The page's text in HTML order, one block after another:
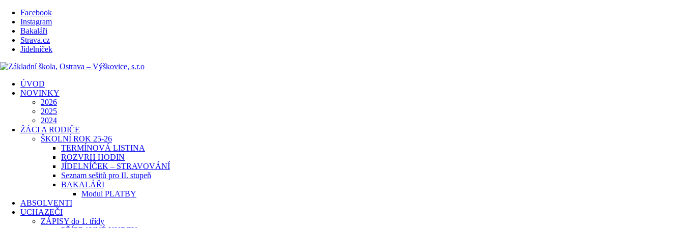
Facebook
Instagram
Bakaláři
Strava.cz
Jídelníček
ÚVOD
NOVINKY
2026
2025
2024
ŽÁCI A RODIČE
ŠKOLNÍ ROK 25-26
TERMÍNOVÁ LISTINA
ROZVRH HODIN
JÍDELNÍČEK – STRAVOVÁNÍ
Seznam sešitů pro II. stupeň
BAKALÁŘI
Modul PLATBY
ABSOLVENTI
UCHAZEČI
ZÁPISY do 1. třídy